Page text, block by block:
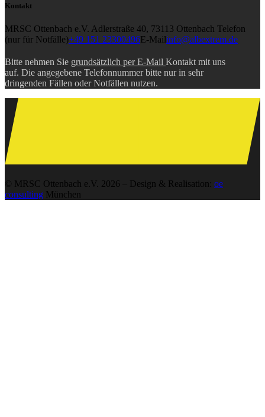
Kontakt
MRSC Ottenbach e.V. Adlerstraße 40, 73113 Ottenbach Telefon
(nur für Notfälle)+49 151 23300496E-Mailinfo@albextrem.de
Bitte nehmen Sie grundsätzlich per E-Mail Kontakt mit uns
auf. Die angegebene Telefonnummer bitte nur in sehr
dringenden Fällen oder Notfällen nutzen.
© MRSC Ottenbach e.V. 2026 – Design & Realisation: oe
consulting München